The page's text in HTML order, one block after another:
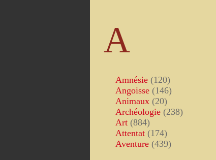
A
Amnésie (120)
Angoisse (146)
Animaux (20)
Archéologie (238)
Art (884)
Attentat (174)
Aventure (439)